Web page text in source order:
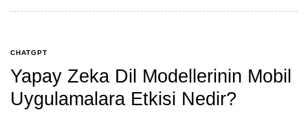
CHATGPT
Yapay Zeka Dil Modellerinin Mobil
Uygulamalara Etkisi Nedir?